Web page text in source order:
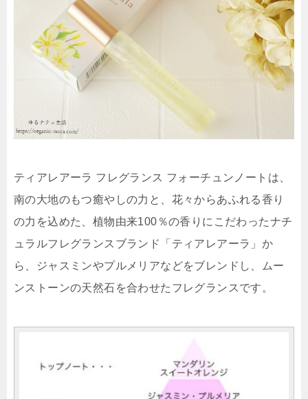
ティアレアーラ フレグランス フォーチュンノートは、
南の大地のもつ癒やしの力と、花々からあふれる香り
の力を込めた、植物由来100％の香りにこだわったナチ
ュラルフレグランスブランド「ティアレアーラ」か
ら、ジャスミンやプルメリアなどをブレンドし、ムー
ンストーンの天然石を合わせたフレグランスです。